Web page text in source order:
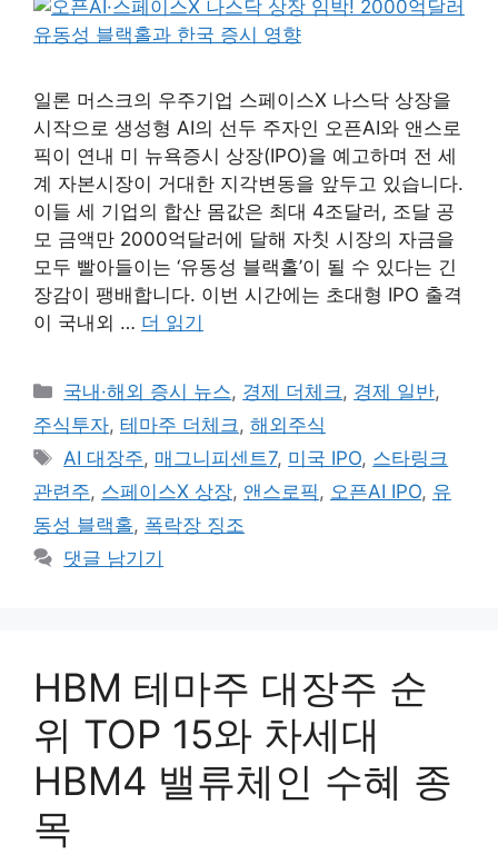
일론 머스크의 우주기업 스페이스X 나스닥 상장을
시작으로 생성형 AI의 선두 주자인 오픈AI와 앤스로
픽이 연내 미 뉴욕증시 상장(IPO)을 예고하며 전 세
계 자본시장이 거대한 지각변동을 앞두고 있습니다.
이들 세 기업의 합산 몸값은 최대 4조달러, 조달 공
모 금액만 2000억달러에 달해 자칫 시장의 자금을
모두 빨아들이는 ‘유동성 블랙홀’이 될 수 있다는 긴
장감이 팽배합니다. 이번 시간에는 초대형 IPO 출격
이 국내외 … 더 읽기
카
테
고
리
국내·해외 증시 뉴스, 경제 더체크 , 경제 일반,
주식투자, 테마주 더체크 , 해외주식
태
그
AI 대장주, 매그니피센트7, 미국 IPO, 스타링크
관련주, 스페이스X 상장, 앤스로픽 , 오픈AI IPO, 유
동성 블랙홀, 폭락장 징조
댓글 남기기
HBM 테마주 대장주 순
위 TOP 15와 차세대
HBM4 밸류체인 수혜 종
목